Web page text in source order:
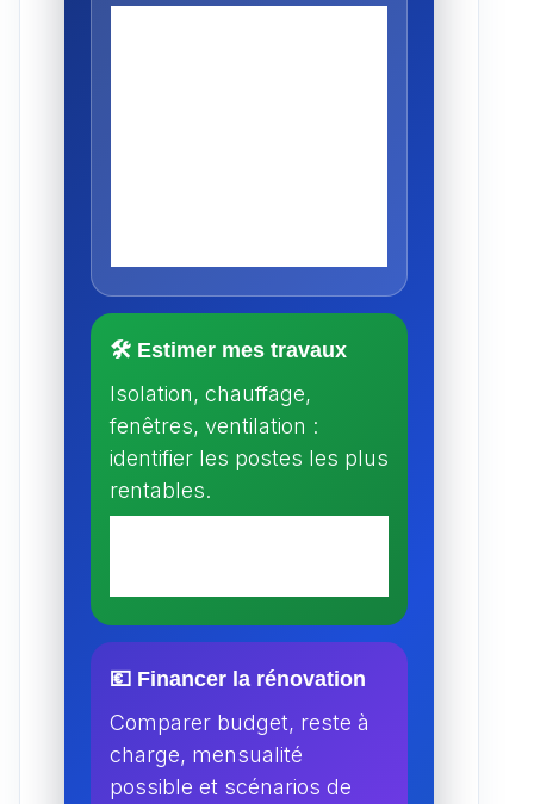
🛠️ Estimer mes travaux
Isolation, chauffage,
fenêtres, ventilation :
identifier les postes les plus
rentables.
💶 Financer la rénovation
Comparer budget, reste à
charge, mensualité
possible et scénarios de